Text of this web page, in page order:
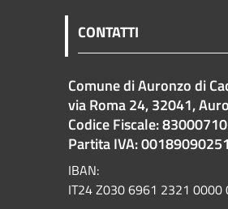
CONTATTI
Comune di Auronzo di
via Roma 24, 32041,
Codice Fiscale:
Partita IVA: 00189090251
IBAN:
IT24 Z030 6961 2321 0000